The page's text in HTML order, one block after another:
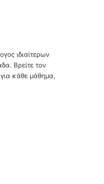
ιδιαίτερων
Βρείτε τον
κάθε μάθημα,